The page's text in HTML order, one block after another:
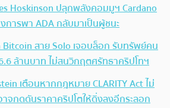
Hoskinson ปลุกพลังคอมมูฯ Cardano
การพา ADA กลับมาเป็นผู้ชนะ
สาย Solo เจอบล็อก รับทรัพย์คน
ล้านบาท ไม่สนวิกฤตศรัทธาคริปโทฯ
เตือนหากกฎหมาย CLARITY Act ไม่
จกดดันราคาคริปโตให้ดิ่งลงอีกระลอก